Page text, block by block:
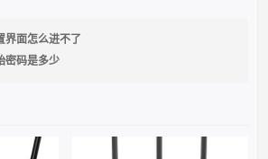
界面怎么进不了
密码是多少